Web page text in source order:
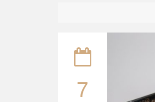
7